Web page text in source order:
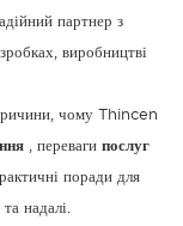
партнер з
виробництві
чому Thincen
, переваги послуг
поради для
надалі.